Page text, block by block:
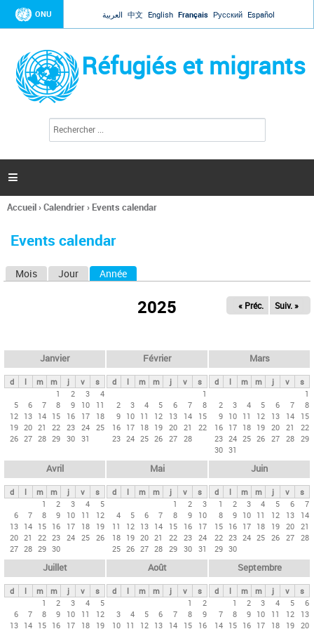
Jump to navigation
ONU العربية 中文 English Français Русский Español
Réfugiés et migrants
l
c
c
h
e

Vous
ici
Accueil›Calendrier› Events calendar
Events calendar
s
p
n
c
i
p
Mois Jour Année
2025 « Préc. Suiv. »
Janvier
d l m m j v
s
1
2 3
4
5
6 7 8 9 10
11
12 13 14 15 16 17
18
19 20 21 22 23 24 25
26 27 28 29 30 31
Février
d l m m j v
s
1
2
3 4 5 6 7
8
9 10 11 12 13 14
15
16 17 18 19 20 21
22
23 24 25 26 27 28
Mars
d l m m j v
s
1
2
3 4 5 6 7
8
9 10 11 12 13 14
15
16 17 18 19 20 21
22
23 24 25 26 27 28 29
30 31
Avril
d l m m j v
s
1
2 3 4
5
6
7 8 9 10 11
12
13 14 15 16 17 18
19
20 21 22 23 24 25 26
27 28 29 30
Mai
d l m m j v
s
1
2
3
4
5 6 7 8 9
10
11
12 13 14 15 16
17
18 19 20 21 22 23 24
25 26 27 28 29 30 31
Juin
d l m m j v
s
1
2 3 4 5 6
7
8
9 10 11 12 13
14
15 16 17 18 19 20 21
22 23 24 25 26 27 28
29 30
Juillet
d l m m j v
s
1
2 3 4
5
6
7 8 9 10 11
12
13 14 15 16 17 18 19
Août
d l m m j v
s
1
2
3
4 5 6 7 8
9
10 11 12 13 14 15 16
Septembre
d l m m j v
s
1
2 3 4 5
6
7
8 9 10 11 12
13
14 15 16 17 18 19 20